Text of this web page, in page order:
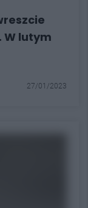
lutym
27/01/2023